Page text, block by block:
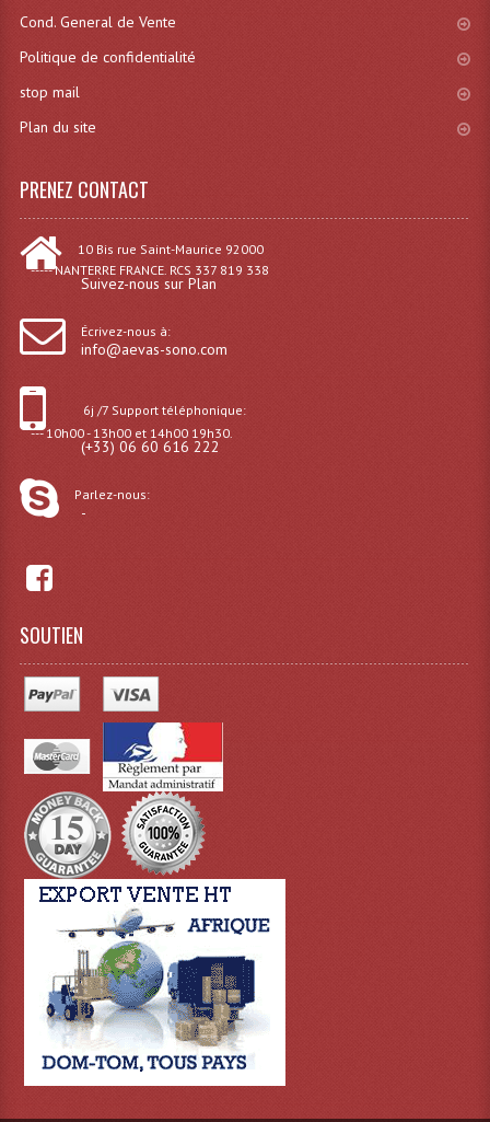
Projecteurs Découpes
Projecteurs Théatre: Plan Convexe Fresnel
Câblage Electrique
Divers Bricolage
Haut-Parleurs Origine Sav
Membrannes De Haut Parleurs
Pieces Détachées Sav
Public-Adress
Accessoires Public-Adress L100V
Amplificateurs (L 100v)
Cond. General de Vente
Politique de confidentialité
stop mail
Plan du site
PRENEZ CONTACT
10 Bis rue Saint-Maurice 92000
----- NANTERRE FRANCE. RCS 337 819 338
Suivez-nous sur Plan
Écrivez-nous à:
info@aevas-sono.com
6j /7 Support téléphonique:
--- 10h00 - 13h00 et 14h00 19h30.
(+33) 06 60 616 222
Parlez-nous:
-
SOUTIEN